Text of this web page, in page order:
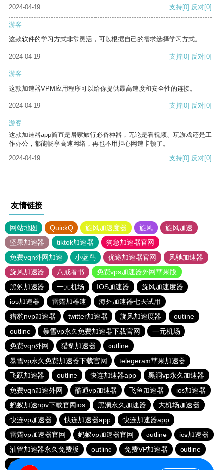
2024-04-19 支持[0] 反对[0]
游客
这款软件的学习方式非常灵活，可以根据自己的需求选择学习方式。
2024-04-19 支持[0] 反对[0]
游客
这款加速器VPM应用程序可以给你提供最高速度和安全性的连接。
2024-04-19 支持[0] 反对[0]
游客
这款加速器app简直是居家旅行必备神器，无论是看视频、玩游戏还是工
作办公，都能畅享高速网络，再也不用担心网速卡顿了。
2024-04-19
支持[0] 反对[0]
友情链接
网站地图 QuickQ 旋风加速度器 旋风
旋风加速
坚果加速器
tiktok加速器
狗急加速器官网
免费vqn外网加速
小蓝鸟 优途加速器官网
风驰加速器
旋风加速器
八戒看书
免费vps加速器外网苹果版
黑豹加速器
一元机场 IOS加速器
旋风加速度器
ios加速器
雷霆加器速
海外加速器七天试用
猎豹nvp加速器
twitter加速器 旋风加速度器
outline
outline
暴雪vp永久免费加速器下载官网
一元机场
免费vqn外网
猎豹加速器
outline
暴雪vp永久免费加速器下载官网
telegeram苹果加速器
飞跃加速器
outline 快连加速器app
黑洞vp永久加速器
免费vqn加速外网
酷通vp加速器 飞鱼加速器
ios加速器
蚂蚁加速npv下载官网ios
黑洞永久加速器
大机场加速器
快连vp加速器
快连加速器app
快连加速器app
雷霆vp加速器官网
蚂蚁vp加速器官网 outline
ios加速器
油管加速器永久免费版
outline 免费VP加速器
outline
永久免费vqn加速外网